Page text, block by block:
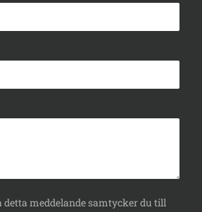
detta meddelande samtycker du till